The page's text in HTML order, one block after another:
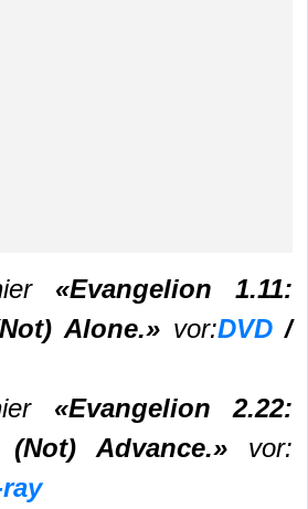
«Evangelion 1.11:
Alone.» vor:DVD/
«Evangelion 2.22:
Advance.» vor: